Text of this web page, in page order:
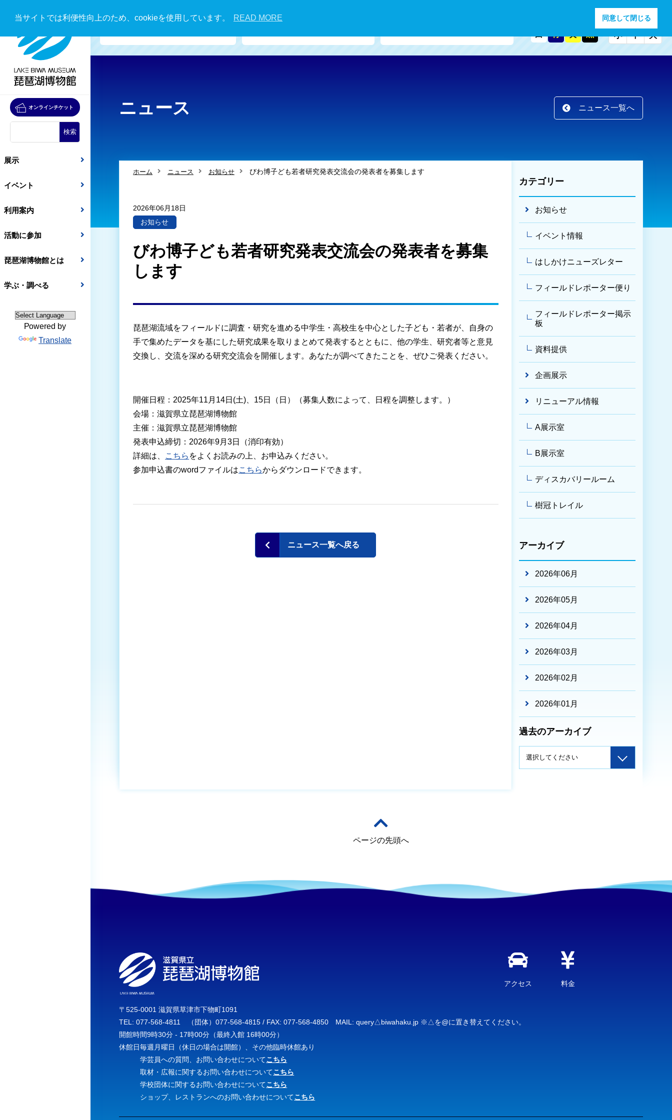
当サイトでは利便性向上のため、cookieを使用しています。 READ MORE 同意して閉じる
オンラインチケット
展示
イベント
利用案内
活動に参加
琵琶湖博物館とは
学ぶ・調べる
Powered by
Translate
文字サイズ
小
中 大
ニュース ニュース一覧へ
ホーム ニュース お知らせ びわ博子ども若者研究発表交流会の発表者を募集します
2026年06月18日
お知らせ
びわ博子ども若者研究発表交流会の発表者を募集
します
琵琶湖流域をフィールドに調査・研究を進める中学生・高校生を中心とした子ども・若者が、自身の
手で集めたデータを基にした研究成果を取りまとめて発表するとともに、他の学生、研究者等と意見
交換し、交流を深める研究交流会を開催します。あなたが調べてきたことを、ぜひご発表ください。
開催日程： 2025年11 月 14日 (土) 15日（日）（募集人数によって、日程を調整します。）
会場：滋賀県立琵琶湖博物館
主催：滋賀県立琵琶湖博物館
発表申込締切： 2026年9月3日（消印有効）
詳細は、
こちら をよくお読みの上、お申込みください。
参加申込書のwordファイルはこちらからダウンロードできます。
ニュース一覧へ戻る
カテゴリー
お知らせ
イベント情報
はしかけニューズレター
フィールドレポーター便り
フィールドレポーター掲示
板
資料提供
企画展示
リニューアル情報
A展示室
B展示室
ディスカバリールーム
樹冠トレイル
アーカイブ
2026年06月
2026年05月
2026年04月
2026年03月
2026年02月
2026年01月
過去のアーカイブ
ページの先頭へ
〒525-0001 滋賀県草津市下物町1091
TEL: 077-568-4811 （団体）077-568-4815 / FAX: 077-568-4850 MAIL: query△biwahaku.jp ※△を@に置き替えてください。
開館時間9時30分 - 17時00分 （最終入館 16時00分）
休館日毎週月曜日（休日の場合は開館）、その他臨時休館あり
学芸員への質問、お問い合わせについてこちら
取材・広報に関するお問い合わせについてこちら
学校団体に関するお問い合わせについてこちら
ショップ、レストランへのお問い合わせについてこちら
アクセス 料金